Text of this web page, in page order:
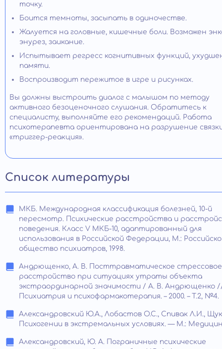
точку.
Боится темноты, засыпать в одиночестве.
Жалуется на головные, кишечные боли. Возможен
энурез, заикание.
Испытывает регресс когнитивных функций,
памяти.
Воспроизводит пережитое в игре и рисунках.
Вы должны выстроить диалог с малышом по методу
активного безоценочного слушания. Обратитесь к
специалисту, выполняйте его рекомендаций. Работа
психотерапевта ориентирована на разрушение
«триггер-реакция».
Список литературы
МКБ. Международная классификация болезней, 10-й
пересмотр. Психические расстройства и
поведения. Класс V МКБ-10, адаптированный для
использования в Российской Федерации, М.:
общество психиатров, 1998.
Андрющенко, А. В. Посттравматическое стрессовое
расстройство при ситуациях утраты объекта
экстраординарной значимости / А. В. Андрющенко
Психиатрия и психофармакотерапия. – 2000. – Т.2, №4.
Александровский Ю.А., Лобастов О.С., Спивак Л.И.,
Психогении в экстремальных условиях. — М.:
Александровский, Ю. А. Пограничные психические